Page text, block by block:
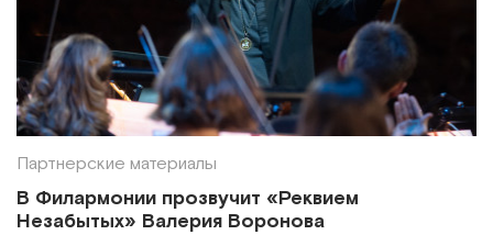
Партнерские материалы
В Филармонии прозвучит «Реквием
Незабытых» Валерия Воронова